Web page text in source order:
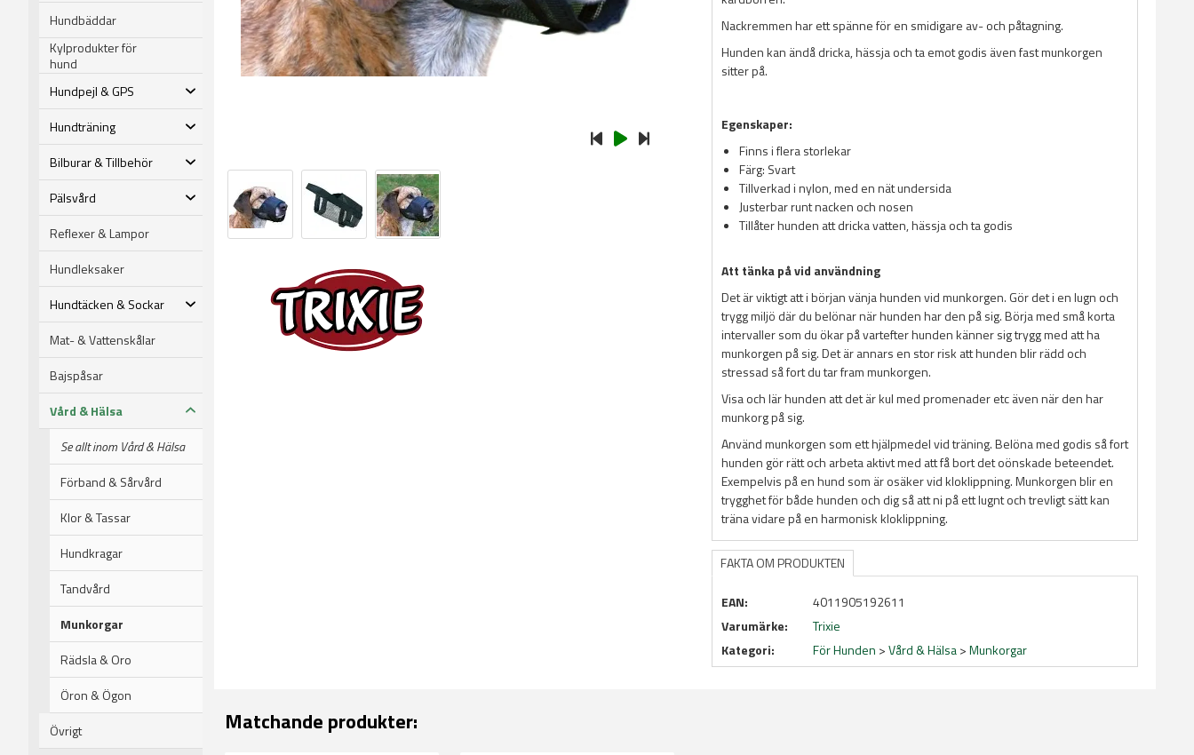
Hundbäddar
Kylprodukter för
hund
Hundpejl & GPS
Hundträning
Bilburar & Tillbehör
Pälsvård
Reflexer & Lampor
Hundleksaker
Hundtäcken & Sockar
Mat- & Vattenskålar
Bajspåsar
Vård & Hälsa
Se allt inom Vård & Hälsa
Förband & Sårvård
Klor & Tassar
Hundkragar
Tandvård
Munkorgar
Rädsla & Oro
Öron & Ögon
Övrigt
Nackremmen har ett spänne för en smidigare av- och påtagning.
Hunden kan ändå dricka, hässja och ta emot godis även fast munkorgen
sitter på.
Egenskaper:
Finns i flera storlekar
Färg: Svart
Tillverkad i nylon, med en nät undersida
Justerbar runt nacken och nosen
Tillåter hunden att dricka vatten, hässja och ta godis
Att tänka på vid användning
Det är viktigt att i början vänja hunden vid munkorgen. Gör det i en lugn och
trygg miljö där du belönar när hunden har den på sig. Börja med små korta
intervaller som du ökar på vartefter hunden känner sig trygg med att ha
munkorgen på sig. Det är annars en stor risk att hunden blir rädd och
stressad så fort du tar fram munkorgen.
Visa och lär hunden att det är kul med promenader etc även när den har
munkorg på sig.
Använd munkorgen som ett hjälpmedel vid träning. Belöna med godis så fort
hunden gör rätt och arbeta aktivt med att få bort det oönskade beteendet.
Exempelvis på en hund som är osäker vid kloklippning. Munkorgen blir en
trygghet för både hunden och dig så att ni på ett lugnt och trevligt sätt kan
träna vidare på en harmonisk kloklippning.
FAKTA OM PRODUKTEN
EAN:
4011905192611
Varumärke:
Trixie
Kategori:
För Hunden >Vård & Hälsa>Munkorgar
Matchande produkter: